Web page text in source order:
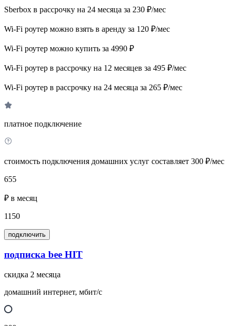
Sberbox в рассрочку на 24 месяца за 230 ₽/мес
Wi-Fi роутер можно взять в аренду за 120 ₽/мес
Wi-Fi роутер можно купить за 4990 ₽
Wi-Fi роутер в рассрочку на 12 месяцев за 495 ₽/мес
Wi-Fi роутер в рассрочку на 24 месяца за 265 ₽/мес
платное подключение
стоимость подключения домашних услуг составляет 300 ₽/мес
655
₽ в месяц
1150
подключить
подписка bee HIT
скидка 2 месяца
домашний интернет, мбит/с